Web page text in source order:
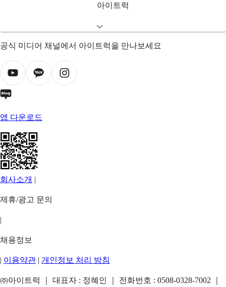
아이트럭
공식 미디어 채널에서 아이트럭을 만나보세요
앱 다운로드
회사소개 |
제휴/광고 문의
|
채용정보
| 이용약관 | 개인정보 처리 방침
㈜아이트럭 ｜ 대표자 : 정혜인 ｜ 전화번호 : 0508-0328-7002